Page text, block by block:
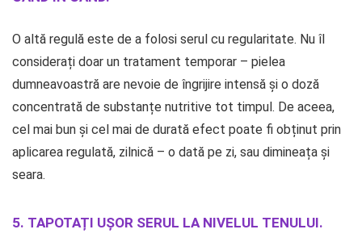
O altă regulă este de a folosi serul cu regularitate. Nu îl
considerați doar un tratament temporar – pielea
dumneavoastră are nevoie de îngrijire intensă și o doză
concentrată de substanțe nutritive tot timpul. De aceea,
cel mai bun și cel mai de durată efect poate fi obținut prin
aplicarea regulată, zilnică – o dată pe zi, sau dimineața și
seara.
5. TAPOTAȚI UȘOR SERUL LA NIVELUL TENULUI.